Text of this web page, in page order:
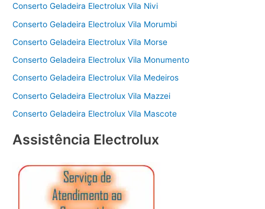
Conserto Geladeira Electrolux Vila Nivi
Conserto Geladeira Electrolux Vila Morumbi
Conserto Geladeira Electrolux Vila Morse
Conserto Geladeira Electrolux Vila Monumento
Conserto Geladeira Electrolux Vila Medeiros
Conserto Geladeira Electrolux Vila Mazzei
Conserto Geladeira Electrolux Vila Mascote
Assistência Electrolux